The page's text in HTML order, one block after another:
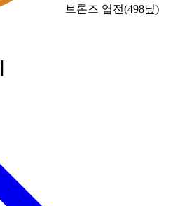
브론즈 엽전(498닢)